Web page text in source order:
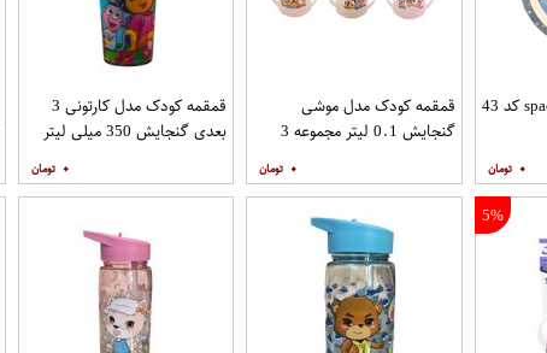
۰
قمقمه کودک مدل موشی
گنجایش 0.1 لیتر مجموعه 3
۰
قمقمه کودک مدل کارتونی 3
بعدی گنجایش 350 میلی لیتر
۰
5%